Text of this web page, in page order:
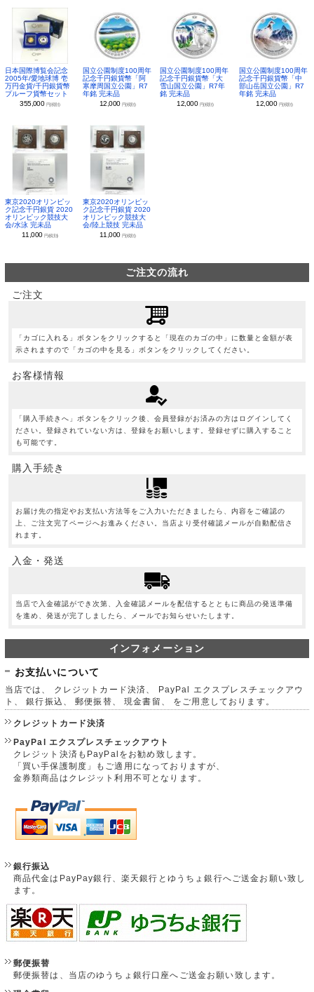
日本国際博覧会記念
2005年/愛地球博 壱
万円金貨/千円銀貨幣
プルーフ貨幣セット
355,000 円(税別)
国立公園制度100周年
記念千円銀貨幣「阿
寒摩周国立公園」R7
年銘 完未品
12,000 円(税別)
国立公園制度100周年
記念千円銀貨幣「大
雪山国立公園」R7年
銘 完未品
12,000 円(税別)
国立公園制度100周年
記念千円銀貨幣「中
部山岳国立公園」R7
年銘 完未品
12,000 円(税別)
東京2020オリンピッ
ク記念千円銀貨 2020
オリンピック競技大
会/水泳 完未品
11,000円(税別)
東京2020オリンピッ
ク記念千円銀貨 2020
オリンピック競技大
会/陸上競技 完未品
11,000 円(税別)
ご注文の流れ
ご注文
「カゴに入れる」ボタンをクリックすると「現在のカゴの中」に数量と金額が表
示されますので「カゴの中を見る」ボタンをクリックしてください。
お客様情報
「購入手続きへ」ボタンをクリック後、会員登録がお済みの方はログインしてく
ださい。登録されていない方は、登録をお願いします。登録せずに購入すること
も可能です。
購入手続き
お届け先の指定やお支払い方法等をご入力いただきましたら、内容をご確認の
上、ご注文完了ページへお進みください。当店より受付確認メールが自動配信さ
れます。
入金・発送
当店で入金確認ができ次第、入金確認メールを配信するとともに商品の発送準備
を進め、発送が完了しましたら、メールでお知らせいたします。
インフォメーション
お支払いについて
当店では、 クレジットカード決済、 PayPal エクスプレスチェックアウ
ト、 銀行振込、 郵便振替、 現金書留、 をご用意しております。
クレジットカード決済
PayPal エクスプレスチェックアウト
クレジット決済もPayPalをお勧め致します。
「買い手保護制度」もご適用になっておりますが、
金券類商品はクレジット利用不可となります。
銀行振込
商品代金はPayPay銀行、楽天銀行とゆうちょ銀行へご送金お願い致し
ます。
郵便振替
郵便振替は、当店のゆうちょ銀行口座へご送金お願い致します。